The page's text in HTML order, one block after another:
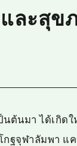
ละสุข
ต้นมา ได้เกิด
กฐจุฬาลัมพา